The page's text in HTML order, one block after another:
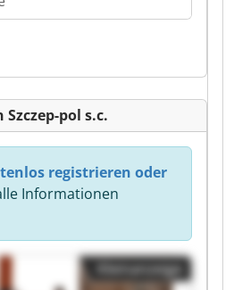
pol s.c.
registrieren oder
Informationen
Kleinanzeige